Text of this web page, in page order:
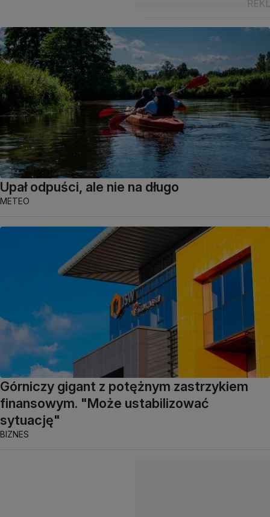
Upał odpuści, ale nie na długo
METEO
Górniczy gigant z potężnym zastrzykiem
finansowym. "Może ustabilizować
sytuację"
BIZNES